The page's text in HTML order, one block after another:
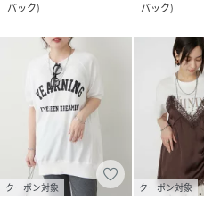
性別タイプ レディース
原産国
素材
本体 ポリエ
リブ部分 ポ
ウレタン5%
レース部分
バック)
バック)
クーポン対象 クーポン対象